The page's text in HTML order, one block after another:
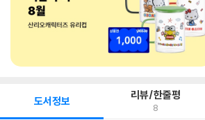
도서정보 리뷰/한줄평
8